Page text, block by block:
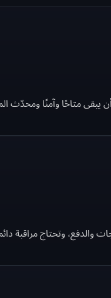
متاحًا وآمنًا ومحدّث
وتحتاج مراقبة